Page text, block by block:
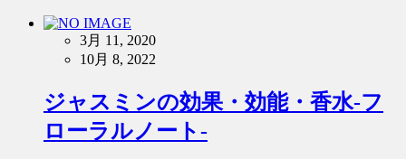
3月 11, 2020
10月 8, 2022
ジャスミンの効果・効能・香水-フ
ローラルノート-